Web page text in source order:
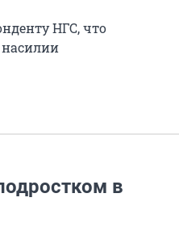
НГС, что
насилии
в